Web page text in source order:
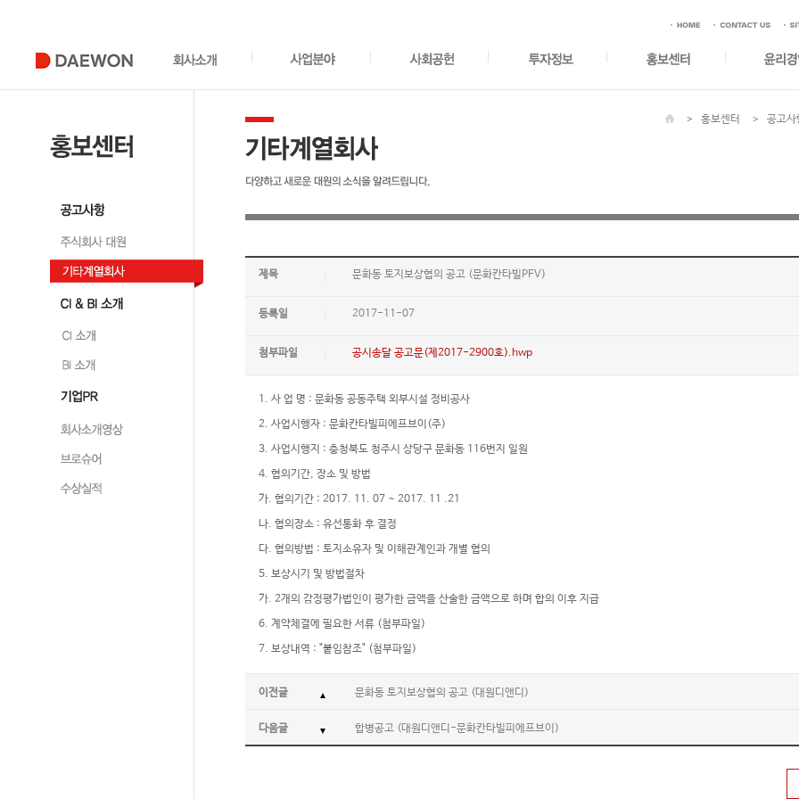
홍보센터 공고사
제목 문화동 토지보상협의 공고 (문화칸타빌PFV)
등록일 2017-11-07
첨부파일 공시송달 공고문(제2017-2900호).hwp
1. 사 업 명 : 문화동 공동주택 외부시설 정비공사
2. 사업시행자 : 문화칸타빌피에프브이(주)
3. 사업시행지 : 충청북도 청주시 상당구 문화동 116번지 일원
4. 협의기간, 장소 및 방법
가. 협의기간 : 2017. 11. 07 ~ 2017. 11 .21
나. 협의장소 : 유선통화 후 결정
다. 협의방법 : 토지소유자 및 이해관계인과 개별 협의
5. 보상시기 및 방법절차
가. 2개의 감정평가법인이 평가한 금액을 산술한 금액으로 하며 합의 이후 지급
6. 계약체결에 필요한 서류 (첨부파일)
7. 보상내역 : "붙임참조" (첨부파일)
이전글 문화동 토지보상협의 공고 (대원디앤디)
다음글 합병공고 (대원디앤디-문화칸타빌피에프브이)